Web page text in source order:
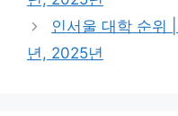
인서울 대학 순위
년, 2025년